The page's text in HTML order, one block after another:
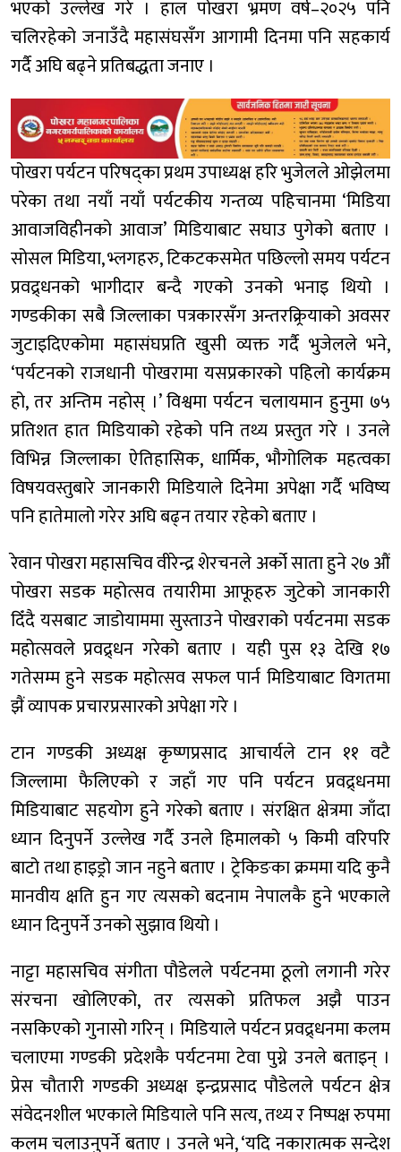
भएको उल्लेख गरे । हाल पोखरा भ्रमण वर्ष–२०२५ पनि
चलिरहेको जनाउँदै महासंघसँग आगामी दिनमा पनि सहकार्य
गर्दै अघि बढ्ने प्रतिबद्धता जनाए ।
पोखरा पर्यटन परिषद्का प्रथम उपाध्यक्ष हरि भुजेलले ओझेलमा
परेका तथा नयाँ नयाँ पर्यटकीय गन्तव्य पहिचानमा ‘मिडिया
आवाजविहीनको आवाज’ मिडियाबाट सघाउ पुगेको बताए ।
सोसल मिडिया, भ्लगहरु, टिकटकसमेत पछिल्लो समय पर्यटन
प्रवद्र्धनको भागीदार बन्दै गएको उनको भनाइ थियो ।
गण्डकीका सबै जिल्लाका पत्रकारसँग अन्तरक्र्रियाको अवसर
जुटाइदिएकोमा महासंघप्रति खुसी व्यक्त गर्दै भुजेलले भने,
‘पर्यटनको राजधानी पोखरामा यसप्रकारको पहिलो कार्यक्रम
हो, तर अन्तिम नहोस् ।’ विश्वमा पर्यटन चलायमान हुनुमा ७५
प्रतिशत हात मिडियाको रहेको पनि तथ्य प्रस्तुत गरे । उनले
विभिन्न जिल्लाका ऐतिहासिक, धार्मिक, भौगोलिक महत्वका
विषयवस्तुबारे जानकारी मिडियाले दिनेमा अपेक्षा गर्दै भविष्य
पनि हातेमालो गरेर अघि बढ्न तयार रहेको बताए ।
रेवान पोखरा महासचिव वीरेन्द्र शेरचनले अर्को साता हुने २७ औं
पोखरा सडक महोत्सव तयारीमा आफूहरु जुटेको जानकारी
दिँदै यसबाट जाडोयाममा सुस्ताउने पोखराको पर्यटनमा सडक
महोत्सवले प्रवद्र्धन गरेको बताए । यही पुस १३ देखि १७
गतेसम्म हुने सडक महोत्सव सफल पार्न मिडियाबाट विगतमा
झैं व्यापक प्रचारप्रसारको अपेक्षा गरे ।
टान गण्डकी अध्यक्ष कृष्णप्रसाद आचार्यले टान ११ वटै
जिल्लामा फैलिएको र जहाँ गए पनि पर्यटन प्रवद्र्धनमा
मिडियाबाट सहयोग हुने गरेको बताए । संरक्षित क्षेत्रमा जाँदा
ध्यान दिनुपर्ने उल्लेख गर्दै उनले हिमालको ५ किमी वरिपरि
बाटो तथा हाइड्रो जान नहुने बताए । ट्रेकिङका क्रममा यदि कुनै
मानवीय क्षति हुन गए त्यसको बदनाम नेपालकै हुने भएकाले
ध्यान दिनुपर्ने उनको सुझाव थियो ।
नाट्टा महासचिव संगीता पौडेलले पर्यटनमा ठूलो लगानी गरेर
संरचना खोलिएको, तर त्यसको प्रतिफल अझै पाउन
नसकिएको गुनासो गरिन् । मिडियाले पर्यटन प्रवद्र्धनमा कलम
चलाएमा गण्डकी प्रदेशकै पर्यटनमा टेवा पुग्ने उनले बताइन् ।
प्रेस चौतारी गण्डकी अध्यक्ष इन्द्रप्रसाद पौडेलले पर्यटन क्षेत्र
संवेदनशील भएकाले मिडियाले पनि सत्य, तथ्य र निष्पक्ष रुपमा
कलम चलाउनुपर्ने बताए । उनले भने, ‘यदि नकारात्मक सन्देश